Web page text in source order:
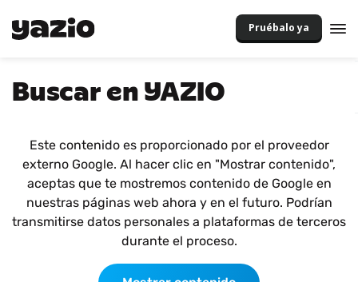
Pruébalo ya
Buscar en YAZIO
Este contenido es proporcionado por el proveedor
externo Google. Al hacer clic en "Mostrar contenido",
aceptas que te mostremos contenido de Google en
nuestras páginas web ahora y en el futuro. Podrían
transmitirse datos personales a plataformas de terceros
durante el proceso.